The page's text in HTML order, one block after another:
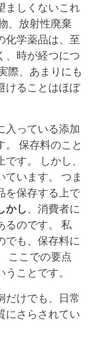
ましくないこれ
、放射性廃棄
化学薬品は、至
、時が経つにつ
際、あまりにも
けることはほぼ
入っている添加
保存料のこと
す。 しかし、
います。 つま
を保存する上で
かし、消費者に
るのです。 私
でも、保存料に
ここでの要点
ことです。
だけでも、日常
にさらされてい